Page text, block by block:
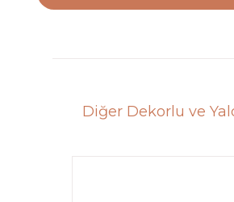
Diğer Dekorlu ve